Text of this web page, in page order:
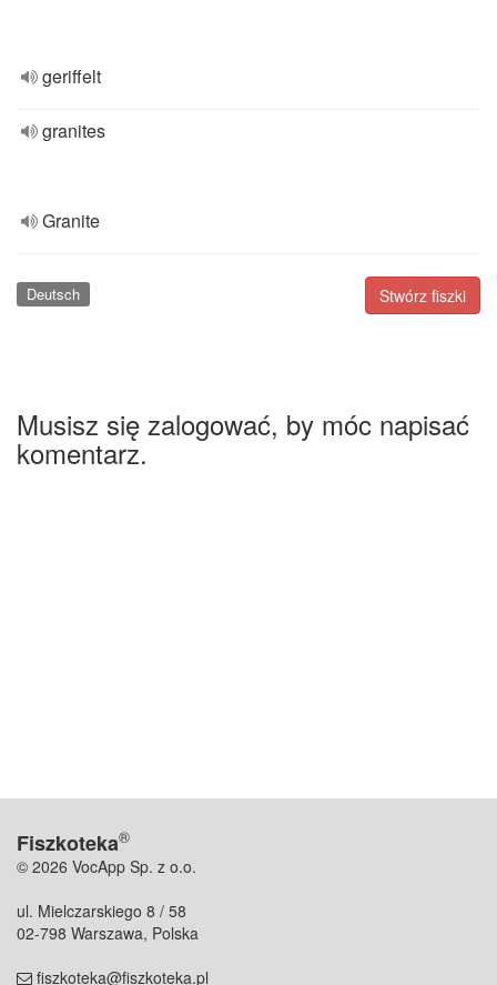
geriffelt
granites
Granite
Stwórz fiszki
Deutsch
Musisz się zalogować, by móc napisać
komentarz.
Fiszkoteka®
© 2026 VocApp Sp. z o.o.
ul. Mielczarskiego 8 / 58
02-798 Warszawa, Polska
fiszkoteka@fiszkoteka.pl